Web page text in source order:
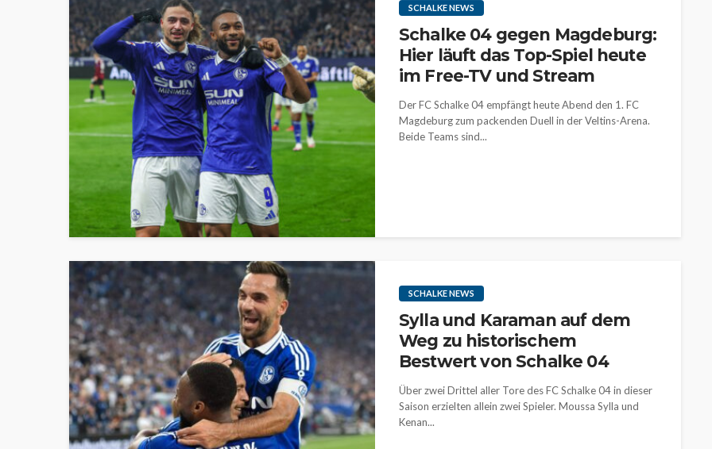
SCHALKE NEWS
Schalke 04 gegen Magdeburg:
Hier läuft das Top-Spiel heute
im Free-TV und Stream
Der FC Schalke 04 empfängt heute Abend den 1. FC
Magdeburg zum packenden Duell in der Veltins-Arena.
Beide Teams sind...
SCHALKE NEWS
Sylla und Karaman auf dem
Weg zu historischem
Bestwert von Schalke 04
Über zwei Drittel aller Tore des FC Schalke 04 in dieser
Saison erzielten allein zwei Spieler. Moussa Sylla und
Kenan...